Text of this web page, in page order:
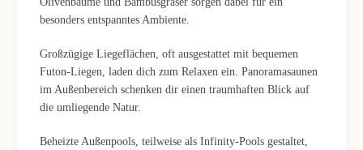
besonders entspanntes Ambiente.
Großzügige Liegeflächen, oft ausgestattet mit bequemen
Futon-Liegen, laden dich zum Relaxen ein. Panoramasaunen
im Außenbereich schenken dir einen traumhaften Blick auf
die umliegende Natur.
Beheizte Außenpools, teilweise als Infinity-Pools gestaltet,